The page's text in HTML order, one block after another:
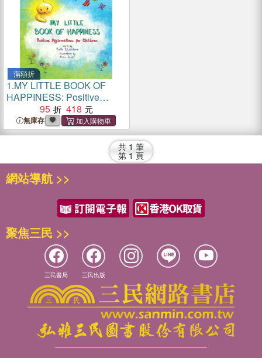
滿額折
1.MY LITTLE BOOK OF
HAPPINESS: Positive
Affirmations for Children
95 418
無庫存
共 1 筆
第 1 頁
網站導航 >>
聚焦三民 >>
三民書局 三民出版